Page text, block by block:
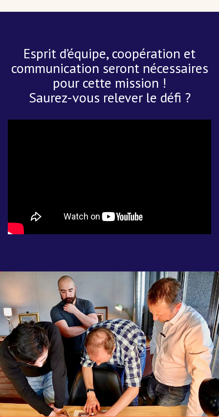
Esprit d’équipe, coopération et
communication seront nécessaires
pour cette mission !
Saurez-vous relever le défi ?